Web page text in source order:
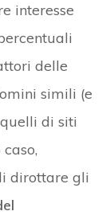
interesse
delle
simili (e
di siti
dirottare gli